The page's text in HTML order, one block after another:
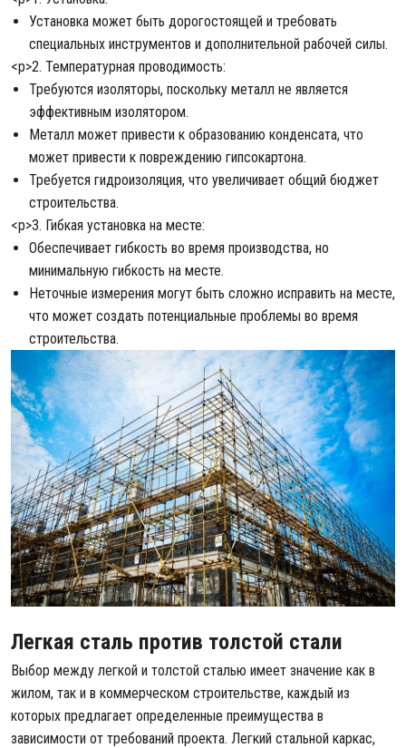
Установка может быть дорогостоящей и требовать
специальных инструментов и дополнительной рабочей силы.
<р>2. Температурная проводимость:
Требуются изоляторы, поскольку металл не является
эффективным изолятором.
Металл может привести к образованию конденсата, что
может привести к повреждению гипсокартона.
Требуется гидроизоляция, что увеличивает общий бюджет
строительства.
<р>3. Гибкая установка на месте:
Обеспечивает гибкость во время производства, но
минимальную гибкость на месте.
Неточные измерения могут быть сложно исправить на месте,
что может создать потенциальные проблемы во время
строительства.
Легкая сталь против толстой стали
Выбор между легкой и толстой сталью имеет значение как в
жилом, так и в коммерческом строительстве, каждый из
которых предлагает определенные преимущества в
зависимости от требований проекта. Легкий стальной каркас,